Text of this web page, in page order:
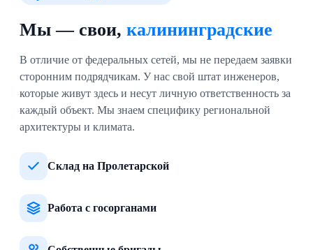
Мы — свои, калининградские
В отличие от федеральных сетей, мы не передаем заявки
сторонним подрядчикам. У нас свой штат инженеров,
которые живут здесь и несут личную ответственность за
каждый объект. Мы знаем специфику региональной
архитектуры и климата.
Склад на Пролетарской
Работа с госорганами